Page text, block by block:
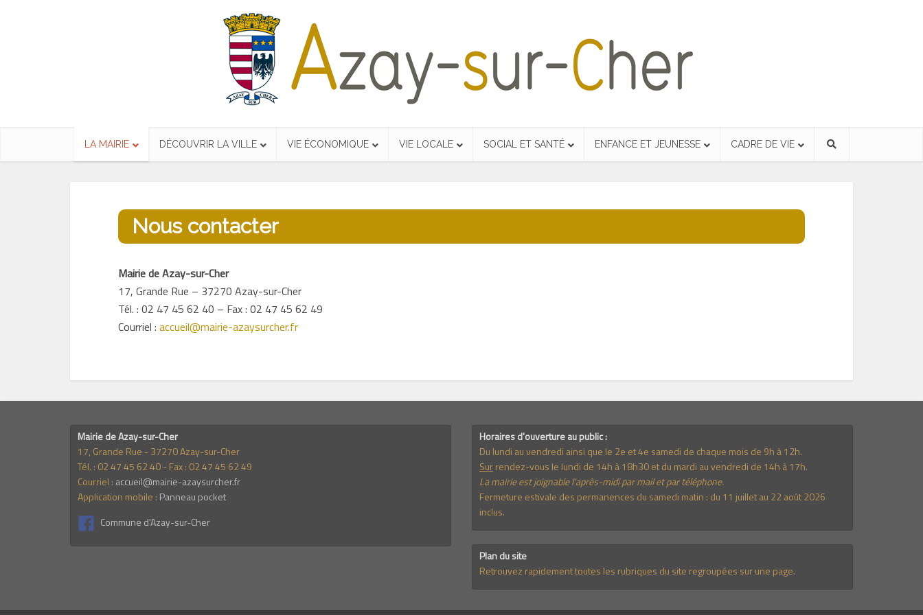
LA MAIRIE DÉCOUVRIR LA VILLE VIE ÉCONOMIQUE VIE LOCALE SOCIAL ET SANTÉ ENFANCE ET JEUNESSE CADRE DE VIE
Nous contacter
Mairie de Azay-sur-Cher
17, Grande Rue – 37270 Azay-sur-Cher
Tél. : 02 47 45 62 40 – Fax : 02 47 45 62 49
Courriel : accueil@mairie-azaysurcher.fr
Mairie de Azay-sur-Cher
17, Grande Rue - 37270 Azay-sur-Cher
Tél. : 02 47 45 62 40 - Fax : 02 47 45 62 49
Courriel : accueil@mairie-azaysurcher.fr
Application mobile : Panneau pocket
Commune d'Azay-sur-Cher
Horaires d'ouverture au public :
Du lundi au vendredi ainsi que le 2e et 4e samedi de chaque mois de 9h à 12h.
Surrendez-vous le lundi de 14h à 18h30 et du mardi au vendredi de 14h à 17h.
La mairie est joignable l'après-midi par mail et par téléphone.
Fermeture estivale des permanences du samedi matin : du 11 juillet au 22 août 2026
inclus.
Plan du site
Retrouvez rapidement toutes les rubriques du site regroupées sur une page.